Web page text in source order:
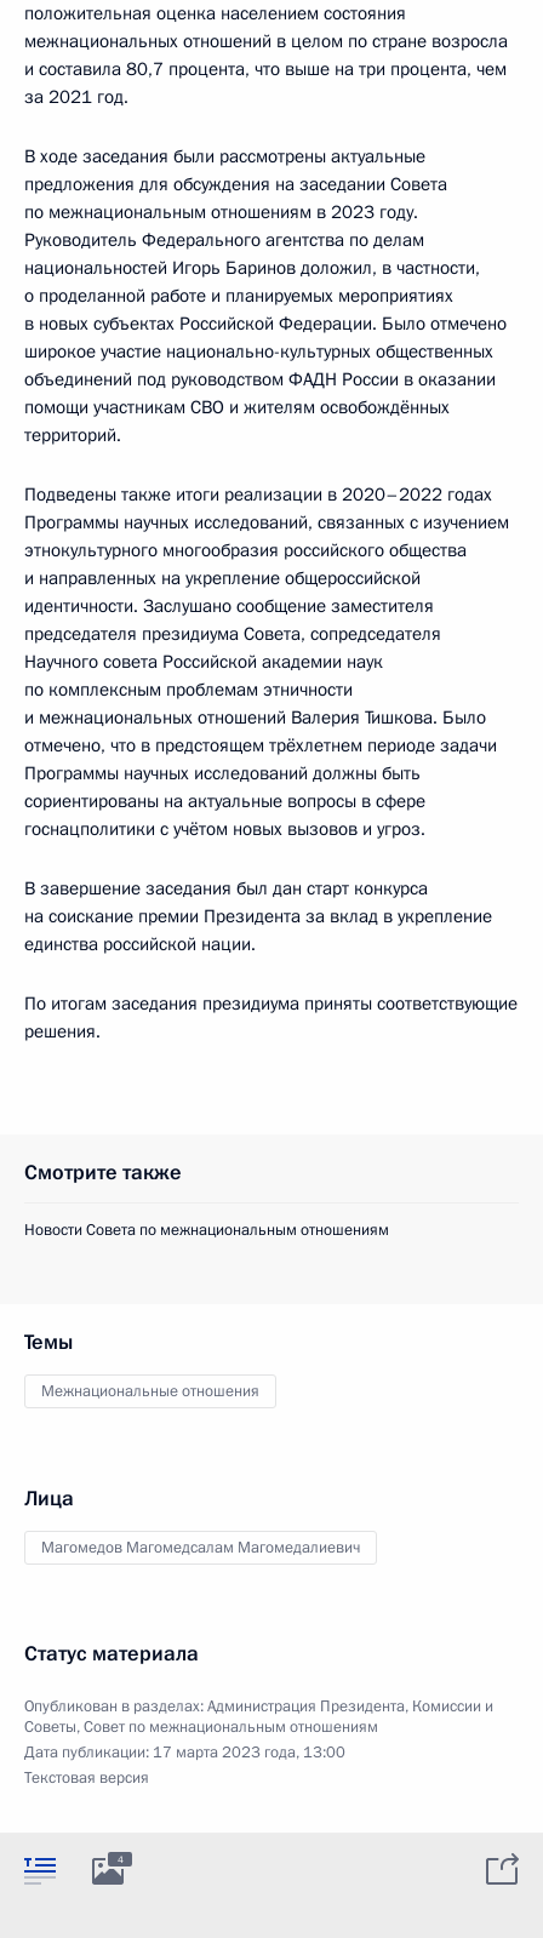
положительная оценка населением состояния
межнациональных отношений в целом по стране возросла
и составила 80,7 процента, что выше на три процента, чем
за 2021 год.
В ходе заcедания были рассмотрены актуальные
предложения для обсуждения на заседании Совета
по межнациональным отношениям в 2023 году.
Руководитель Федерального агентства по делам
национальностей Игорь Баринов доложил, в частности,
о проделанной работе и планируемых мероприятиях
в новых субъектах Российской Федерации. Было отмечено
широкое участие национально-культурных общественных
объединений под руководством ФАДН России в оказании
помощи участникам СВО и жителям освобождённых
территорий.
Подведены также итоги реализации в 2020–2022 годах
Программы научных исследований, связанных с изучением
этнокультурного многообразия российского общества
и направленных на укрепление общероссийской
идентичности. Заслушано сообщение заместителя
председателя президиума Совета, сопредседателя
Научного совета Российской академии наук
по комплексным проблемам этничности
и межнациональных отношений Валерия Тишкова. Было
отмечено, что в предстоящем трёхлетнем периоде задачи
Программы научных исследований должны быть
сориентированы на актуальные вопросы в сфере
госнацполитики с учётом новых вызовов и угроз.
В завершение заседания был дан старт конкурса
на соискание премии Президента за вклад в укрепление
единства российской нации.
По итогам заседания президиума приняты соответствующие
решения.
Смотрите также
Новости Совета по межнациональным отношениям
Темы
Межнациональные отношения
Лица
Магомедов Магомедсалам Магомедалиевич
Статус материала
Опубликован в разделах:Администрация Президента, Комиссии и
Советы,Совет по межнациональным отношениям
Дата публикации: 17 марта 2023 года, 13:00
Текстовая версия
4